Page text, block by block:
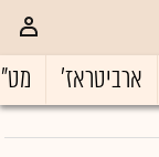
ארביטראז'